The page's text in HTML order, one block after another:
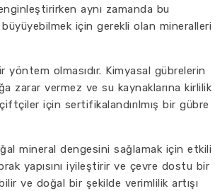
aynı zamanda bu
için gerekli olan mineralleri
olmasıdır. Kimyasal gübrelerin
zarar vermez ve su kaynaklarına kirlilik
için sertifikalandırılmış bir gübre
mineral dengesini sağlamak için etkili
yapısını iyileştirir ve çevre dostu bir
ve doğal bir şekilde verimlilik artışı